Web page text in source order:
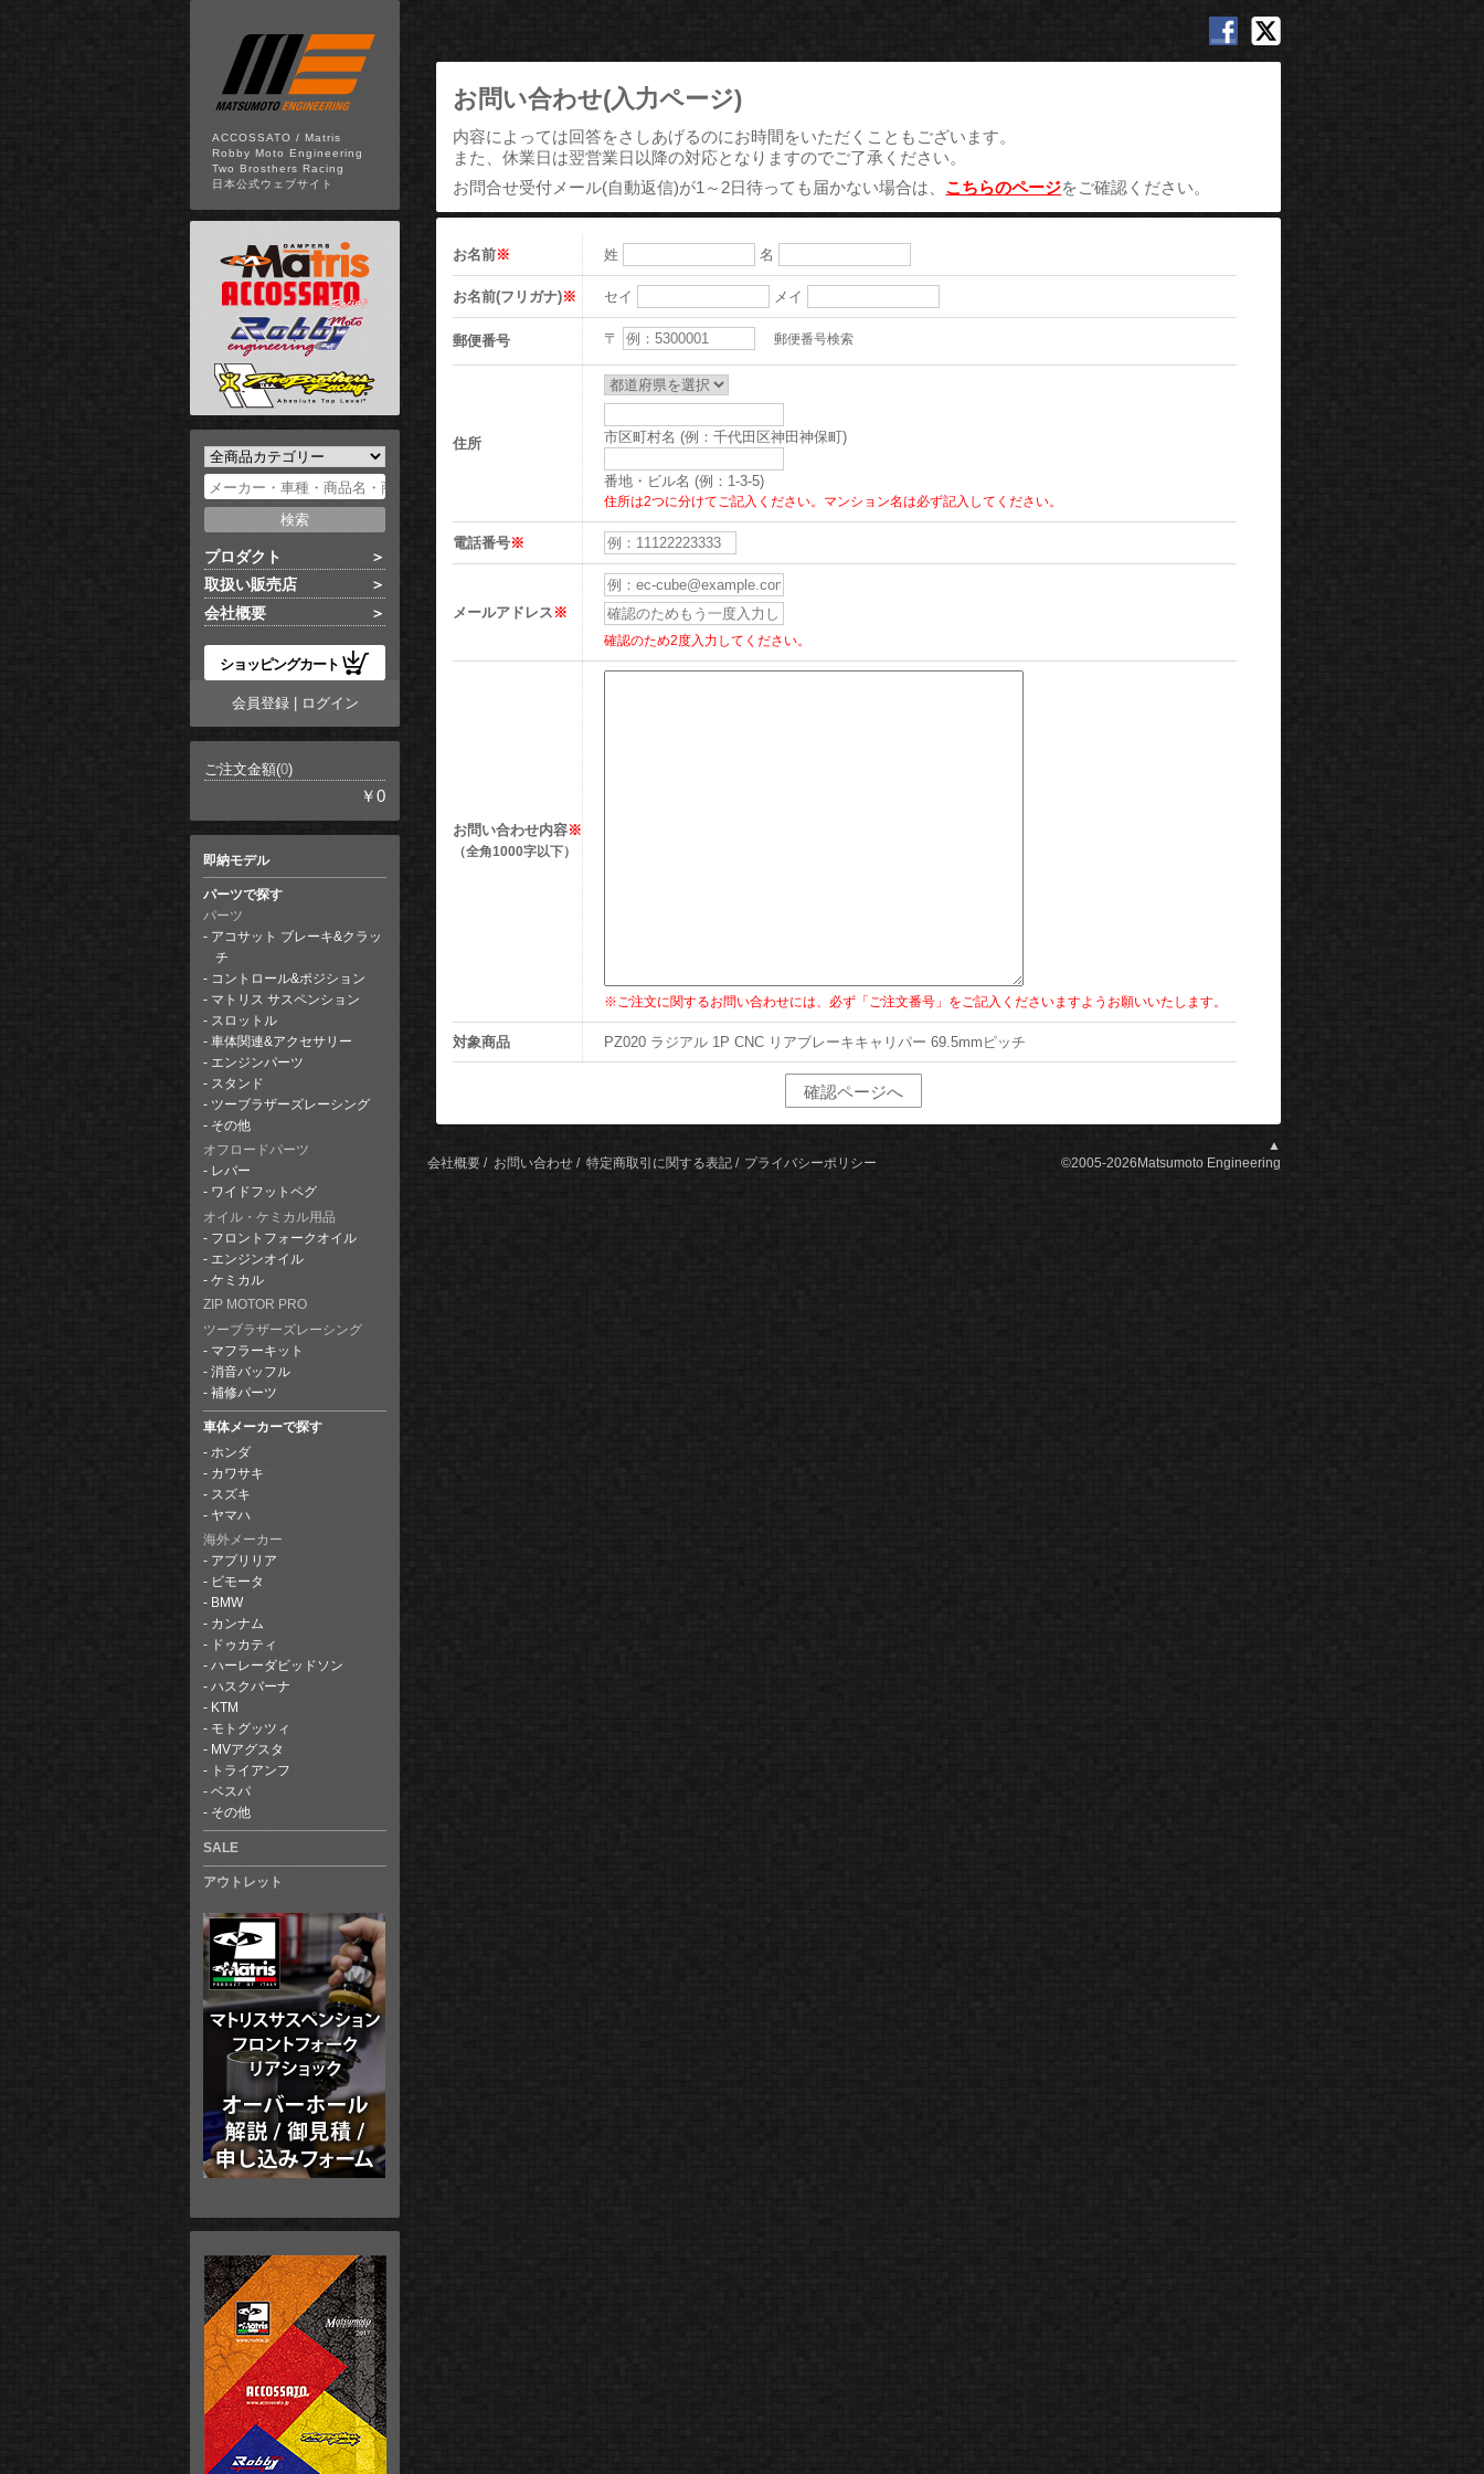
ACCOSSATO / Matris
Robby Moto Engineering
Two Brosthers Racing
日本公式ウェブサイト
プロダクト
取扱い販売店
会社概要
ショッピングカート
会員登録| ログイン
ご注文金額(0)
￥0
即納モデル
パーツで探す
パーツ
アコサット ブレーキ&クラッ
チ
コントロール&ポジション
マトリス サスペンション
スロットル
車体関連&アクセサリー
エンジンパーツ
スタンド
ツーブラザーズレーシング
その他
オフロードパーツ
レバー
ワイドフットペグ
オイル・ケミカル用品
フロントフォークオイル
エンジンオイル
ケミカル
ZIP MOTOR PRO
ツーブラザーズレーシング
マフラーキット
消音バッフル
補修パーツ
車体メーカーで探す
ホンダ
カワサキ
スズキ
ヤマハ
海外メーカー
アプリリア
ビモータ
BMW
カンナム
ドゥカティ
ハーレーダビッドソン
ハスクバーナ
KTM
モトグッツィ
MVアグスタ
トライアンフ
ベスパ
その他
SALE
アウトレット
お問い合わせ(入力ページ)
内容によっては回答をさしあげるのにお時間をいただくこともございます。
また、休業日は翌営業日以降の対応となりますのでご了承ください。
お問合せ受付メール(自動返信)が1～2日待っても届かない場合は、 こちらのページをご確認ください。
お名前※ 姓 名
お名前(フリガナ)※ セイ メイ
郵便番号 〒 郵便番号検索
住所 市区町村名 (例：千代田区神田神保町)
番地・ビル名 (例：1-3-5)
住所は2つに分けてご記入ください。マンション名は必ず記入してください。
電話番号※
メールアドレス ※
確認のため2度入力してください。
お問い合わせ内容※
（全角1000字以下）
※ご注文に関するお問い合わせには、必ず「ご注文番号」をご記入くださいますようお願いいたします。
対象商品 PZ020 ラジアル 1P CNC リアブレーキキャリパー 69.5mmピッチ
会社概要 お問い合わせ 特定商取引に関する表記 プライバシーポリシー
▲
©2005-2026Matsumoto Engineering